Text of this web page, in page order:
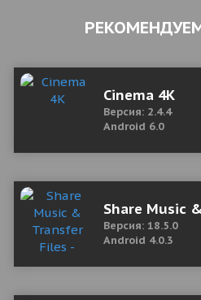
Cinema 4K
Версия: 2.4.4
Android 6.0
Share Music
Версия: 18.5.0
Android 4.0.3